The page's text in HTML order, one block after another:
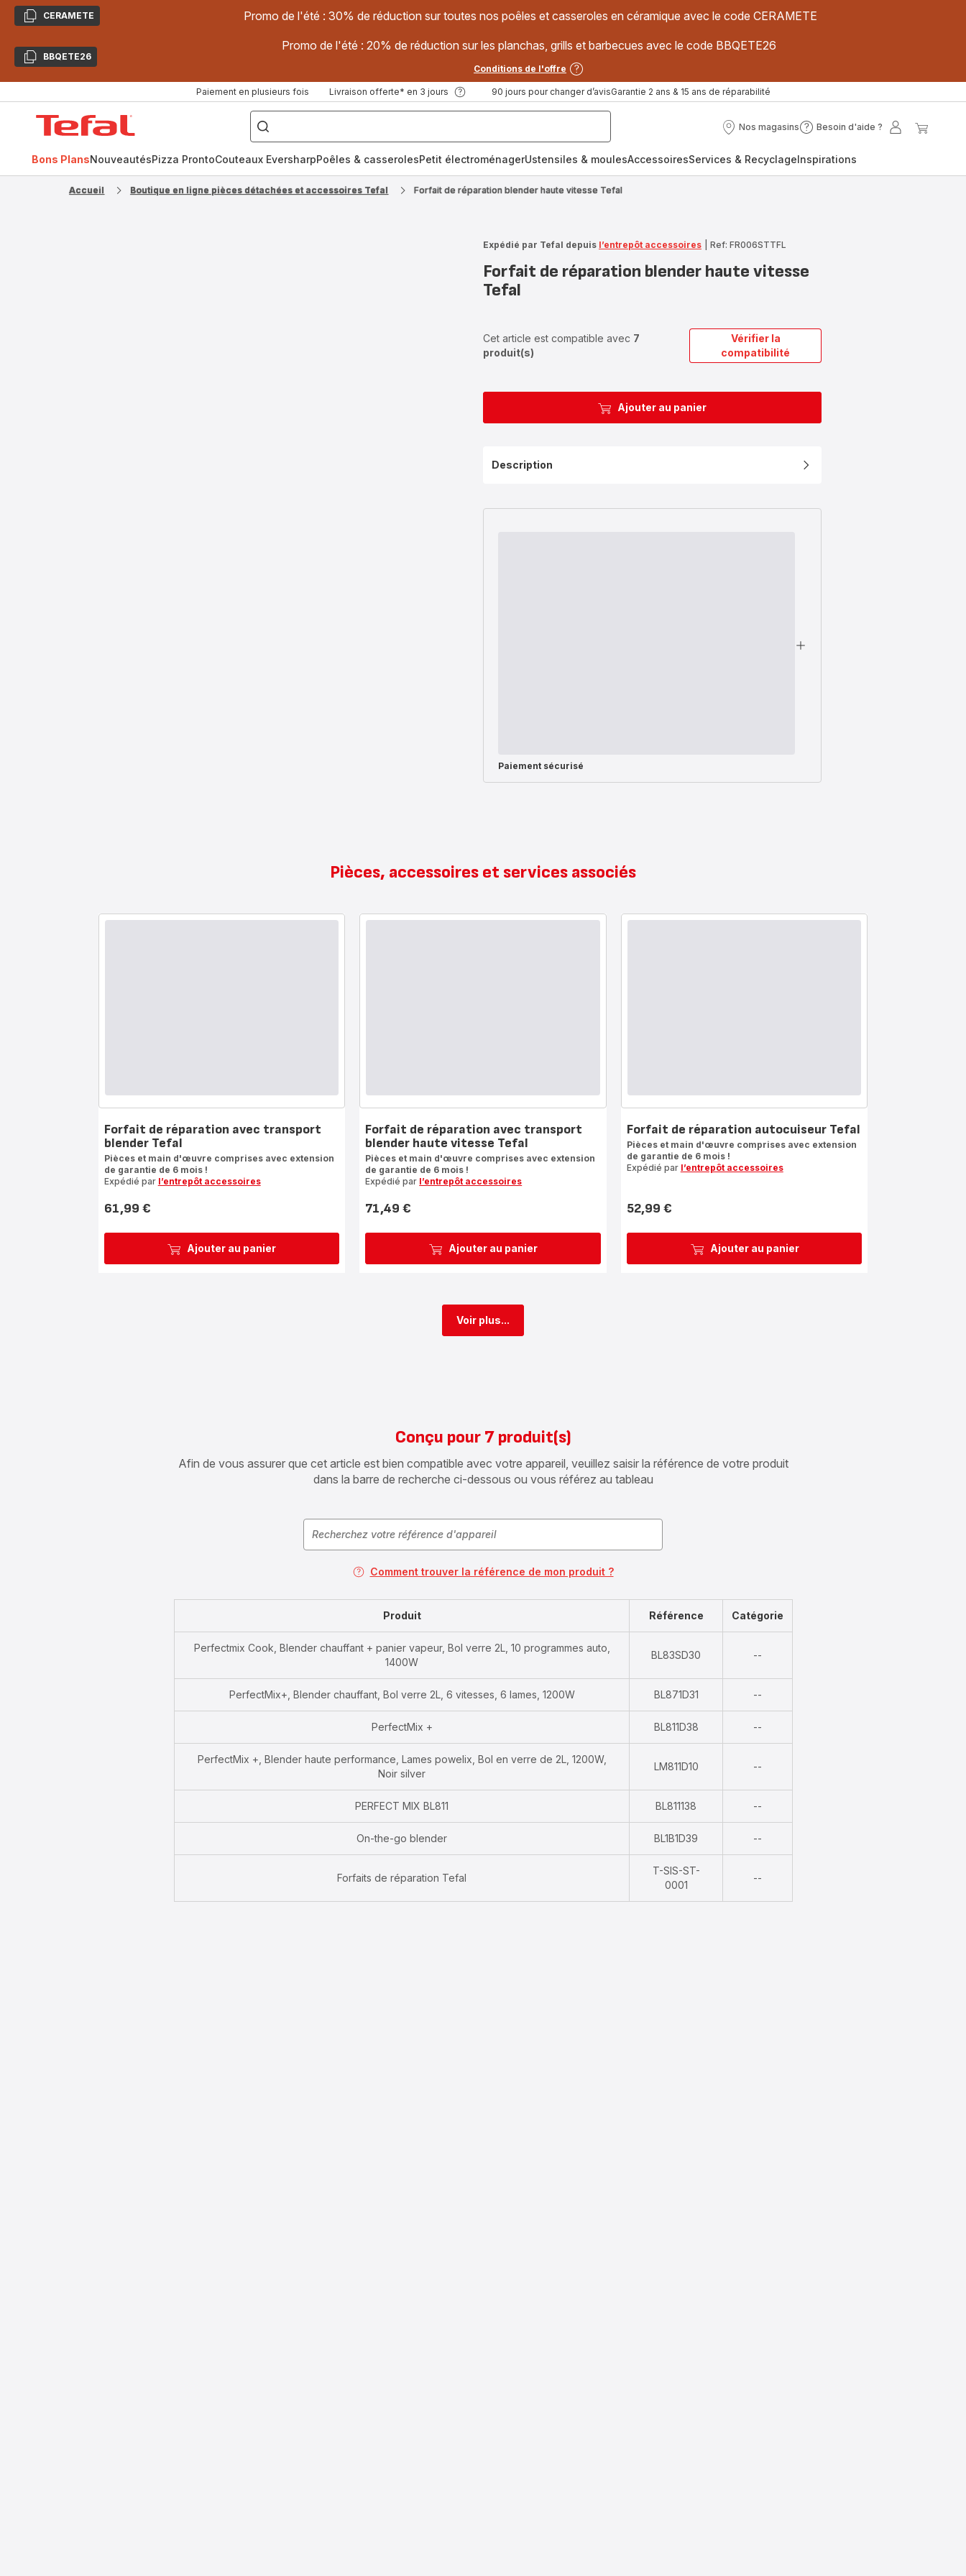
CopierCERAMETE Promo de l'été : 30% de réduction sur toutes nos poêles et casseroles en céramique avec le code CERAMETE
CopierBBQETE26
Promo de l'été : 20% de réduction sur les planchas, grills et barbecues avec le code BBQETE26
Conditions de l'offre
Paiement en plusieurs fois Livraison offerte* en 3 jours 90 jours pour changer d’avisGarantie 2 ans & 15 ans de réparabilité
["Poêles
inox,
Cake
Factory,
Nos magasins
Nos
Besoin d'aide ?
Besoin
?
Mon
Bons PlansNouveautésPizza ProntoCouteaux EversharpPoêles & casserolesPetit électroménagerUstensiles & moulesAccessoiresServices & RecyclageInspirations
Accueil Boutique en ligne pièces détachées et accessoires Tefal Forfait de réparation blender haute vitesse Tefal
Expédié par Tefal depuis l’entrepôt accessoires Ref: FR006STTFL
Forfait de réparation blender haute vitesse
Tefal
Cet article est compatible avec 7
produit(s)
Vérifier la
compatibilité
Ajouter au panier
Description
Paiement sécurisé
Pièces, accessoires et services associés
Ajouter au panier
Forfait de réparation avec transport
blender Tefal
Pièces et main d'œuvre comprises avec extension
de garantie de 6 mois !
Expédié par l’entrepôt accessoires
Prix
61,99 €
Ajouter au panier
Forfait de réparation avec transport
blender haute vitesse Tefal
Pièces et main d'œuvre comprises avec extension
de garantie de 6 mois !
Expédié par l’entrepôt accessoires
Prix
71,49 €
Ajouter au panier
Forfait de réparation autocuiseur Tefal
Pièces et main d'œuvre comprises avec extension
de garantie de 6 mois !
Expédié par l’entrepôt accessoires
Prix
52,99 €
Voir plus...
Conçu pour 7 produit(s)
Afin de vous assurer que cet article est bien compatible avec votre appareil, veuillez saisir la référence de votre produit
dans la barre de recherche ci-dessous ou vous référez au tableau
Comment trouver la référence de mon produit ?
Produit Référence Catégorie
Perfectmix Cook, Blender chauffant + panier vapeur, Bol verre 2L, 10 programmes auto,
1400W
BL83SD30 --
PerfectMix+, Blender chauffant, Bol verre 2L, 6 vitesses, 6 lames, 1200W BL871D31 --
PerfectMix + BL811D38 --
PerfectMix +, Blender haute performance, Lames powelix, Bol en verre de 2L, 1200W,
Noir silver
LM811D10 --
PERFECT MIX BL811 BL811138 --
On-the-go blender BL1B1D39 --
Forfaits de réparation Tefal
T-SIS-ST-
0001
--